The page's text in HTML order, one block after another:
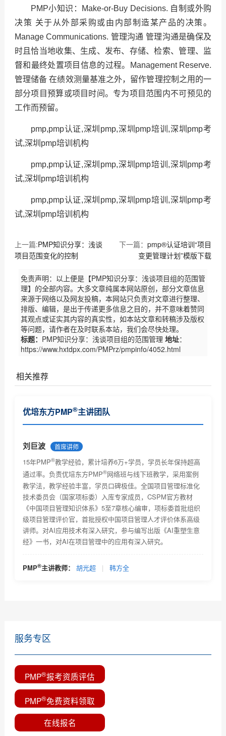
PMP小知识：Make-or-Buy Decisions. 自制或外购
决策 关于从外部采购或由内部制造某产品的决策。
Manage Communications. 管理沟通 管理沟通是确保及
时且恰当地收集、生成、发布、存储、检索、管理、监
督和最终处置项目信息的过程。Management Reserve.
管理储备 在绩效测量基准之外，留作管理控制之用的一
部分项目预算或项目时间。专为项目范围内不可预见的
工作而预留。
pmp,pmp认证,深圳pmp,深圳pmp培训,深圳pmp考
试,深圳pmp培训机构
pmp,pmp认证,深圳pmp,深圳pmp培训,深圳pmp考
试,深圳pmp培训机构
pmp,pmp认证,深圳pmp,深圳pmp培训,深圳pmp考
试,深圳pmp培训机构
上一篇:PMP知识分享：浅谈
项目范围变化的控制
下一篇：pmp®认证培训“项目
变更管理计划”模版下载
免责声明：以上便是【PMP知识分享：浅谈项目组的范围管
理】的全部内容。大多文章纯属本网站原创，部分文章信息
来源于网络以及网友投稿，本网站只负责对文章进行整理、
排版、编辑，是出于传递更多信息之目的，并不意味着赞同
其观点或证实其内容的真实性，如本站文章和转稿涉及版权
等问题，请作者在及时联系本站，我们会尽快处理。
标题： PMP知识分享：浅谈项目组的范围管理 地址：
https://www.hxtdpx.com/PMPrz/pmpinfo/4052.html
相关推荐
项目...
PMP证书考取流程及相关费用
PMP证书相关情况说明
PMP认证报考条件是什么？
PMP认证主要学习什么？是否对英语有很高的要求
考取PMP证书后对个人今后工作能力有什么帮助吗？能
带来...
PMP项目管理证书含金量有多少？可以挂靠么？
优培东方PMP考试时间及考试题型及考试注意事项介绍
PMP认证与软考高项哪个好考一些？哪个对工作有帮助
优培东方PMP®主讲团队
刘巨波 首席讲师
15年PMP®教学经验，累计培养6万+学员，学员长年保持超高
通过率。负责优培东方PMP®网络班与线下班教学，采用案例
教学法，教学经验丰富，学员口碑极佳。全国项目管理标准化
技术委员会（国家项标委）入库专家成员，CSPM官方教材
《中国项目管理知识体系》5至7章核心编审，项标委首批组织
级项目管理评价官，首批授权中国项目管理人才评价体系高级
讲师。对AI应用技术有深入研究，参与编写出版《AI重塑生意
经》一书，对AI在项目管理中的应用有深入研究。
PMP®主讲教师： 胡光超 | 韩方全
服务专区
PMP®报考资质评估
PMP®免费资料领取
在线报名